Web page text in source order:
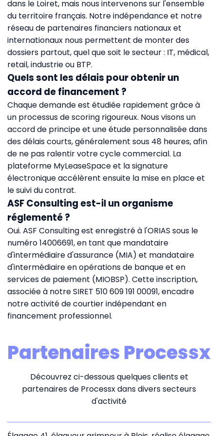
dans le Loiret, mais nous intervenons sur l'ensemble
du territoire français. Notre indépendance et notre
réseau de partenaires financiers nationaux et
internationaux nous permettent de monter des
dossiers partout, quel que soit le secteur : IT, médical,
retail, industrie ou BTP.
Quels sont les délais pour obtenir un
accord de financement ?
Chaque demande est étudiée rapidement grâce à
un processus de scoring rigoureux. Nous visons un
accord de principe et une étude personnalisée dans
des délais courts, généralement sous 48 heures, afin
de ne pas ralentir votre cycle commercial. La
plateforme MyLeaseSpace et la signature
électronique accélèrent ensuite la mise en place et
le suivi du contrat.
ASF Consulting est-il un organisme
réglementé ?
Oui. ASF Consulting est enregistré à l'ORIAS sous le
numéro 14006691, en tant que mandataire
d'intermédiaire d'assurance (MIA) et mandataire
d'intermédiaire en opérations de banque et en
services de paiement (MIOBSP). Cette inscription,
associée à notre SIRET 510 609 191 00091, encadre
notre activité de courtier indépendant en
financement professionnel.
Partenaires Processx
Découvrez ci-dessous quelques clients et
partenaires de Processx dans divers secteurs
d'activité